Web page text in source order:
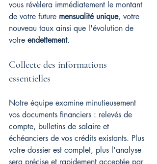
vous révèlera immédiatement le montant
de votre future mensualité unique, votre
nouveau taux ainsi que l'évolution de
votre endettement.
Collecte des informations
essentielles
Notre équipe examine minutieusement
vos documents financiers : relevés de
compte, bulletins de salaire et
échéanciers de vos crédits existants. Plus
votre dossier est complet, plus l'analyse